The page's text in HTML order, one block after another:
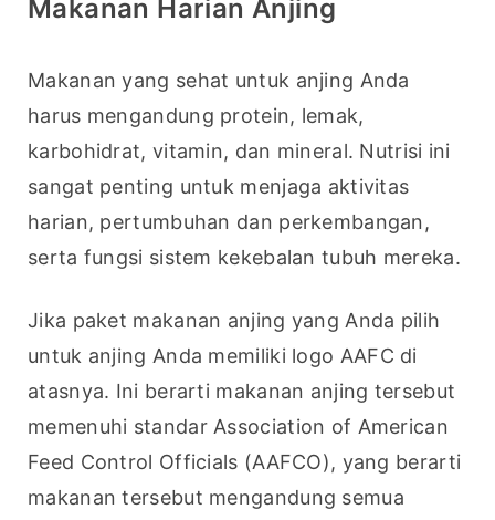
Makanan Harian Anjing
Makanan yang sehat untuk anjing Anda
harus mengandung protein, lemak,
karbohidrat, vitamin, dan mineral. Nutrisi ini
sangat penting untuk menjaga aktivitas
harian, pertumbuhan dan perkembangan,
serta fungsi sistem kekebalan tubuh mereka.
Jika paket makanan anjing yang Anda pilih
untuk anjing Anda memiliki logo AAFC di
atasnya. Ini berarti makanan anjing tersebut
memenuhi standar Association of American
Feed Control Officials (AAFCO), yang berarti
makanan tersebut mengandung semua